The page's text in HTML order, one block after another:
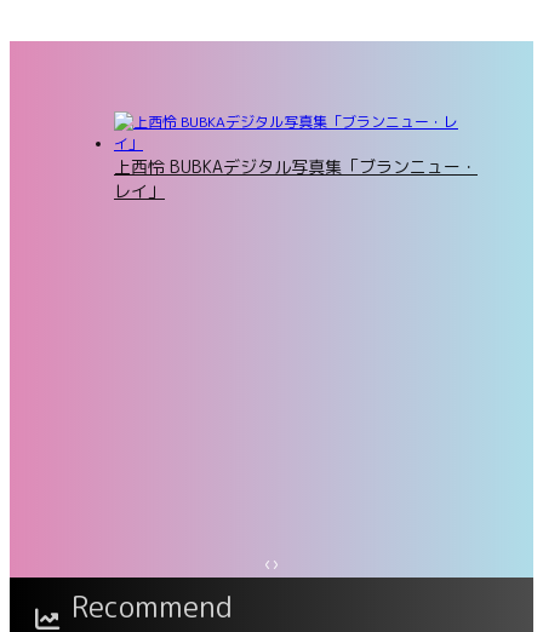
上西怜 BUBKAデジタル写真集「ブランニュー・
レイ」
似鳥沙也加 11COLOR vol.3 FRIDAYデジタル写
‹›
Recommend